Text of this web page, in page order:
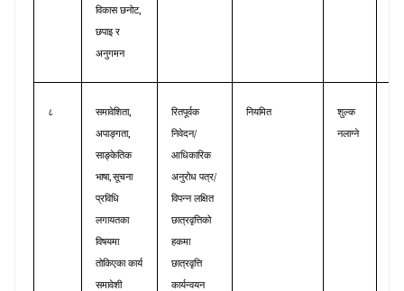
विकास छनोट,
छपाइ र
अनुगमन
८ समावेशिता,
अपाङ्गता,
साङ्केतिक
भाषा,सूचना
प्रविधि
लगायतका
विषयमा
तोकिएका कार्य
समावेशी
रितपूर्वक
निवेदन/
आधिकारिक
अनुरोध पत्र/
विपन्न लक्षित
छात्रवृत्तिको
हकमा
छात्रवृत्ति
कार्यन्वयन
नियमित शुल्क
नलाग्ने